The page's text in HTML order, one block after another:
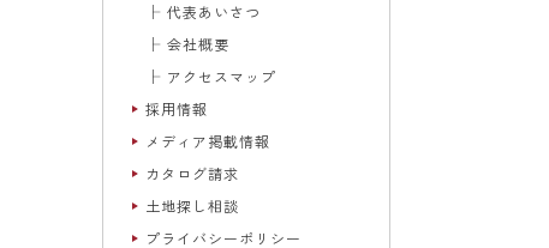
代表あいさつ
会社概要
アクセスマップ
採用情報
メディア掲載情報
カタログ請求
土地探し相談
プライバシーポリシー